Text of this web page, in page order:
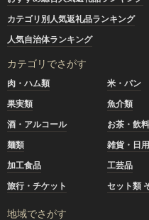
カテゴリ別人気返礼品ランキング
人気自治体ランキング
カテゴリでさがす
肉・ハム類 米・パン
果実類
魚介類
酒・アルコール
お茶・飲料
麺類
雑貨・日
加工食品
工芸品
旅行・チケット
セット類
地域でさがす